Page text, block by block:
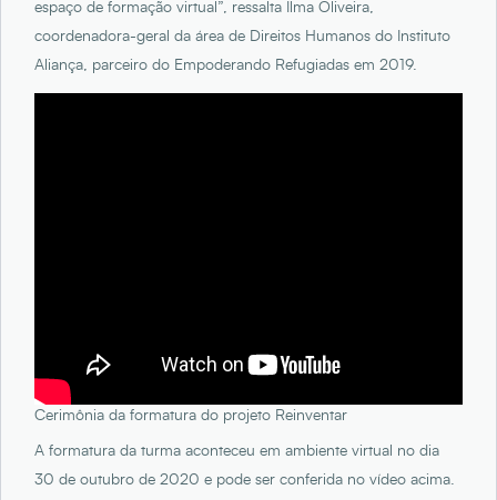
espaço de formação virtual”, ressalta Ilma Oliveira,
coordenadora-geral da área de Direitos Humanos do Instituto
Aliança, parceiro do Empoderando Refugiadas em 2019.
Cerimônia da formatura do projeto Reinventar
A formatura da turma aconteceu em ambiente virtual no dia
30 de outubro de 2020 e pode ser conferida no vídeo acima.